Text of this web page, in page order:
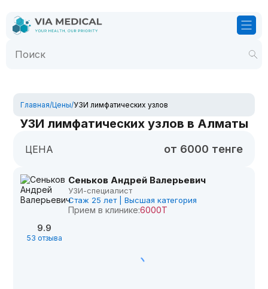
Главная/Цены/УЗИ лимфатических узлов
УЗИ лимфатических узлов в Алматы
ЦЕНА от 6000 тенге
9.9
53 отзыва
Сеньков Андрей Валерьевич
УЗИ-специалист
Стаж 25 лет | Высшая категория
Прием в клинике:6000Т